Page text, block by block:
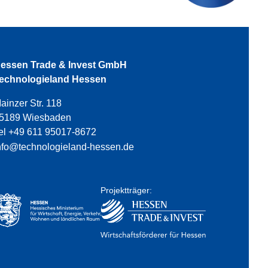
Trade & Invest GmbH
Hessen
Str. 118
Wiesbaden
+49 611 95017-8672
hessen.de
Projektträger: